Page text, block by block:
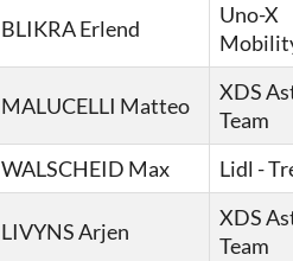
BLIKRA Erlend
Uno-X
MALUCELLI Matteo
XDS
Team
WALSCHEID Max Lidl -
LIVYNS Arjen
XDS
Team